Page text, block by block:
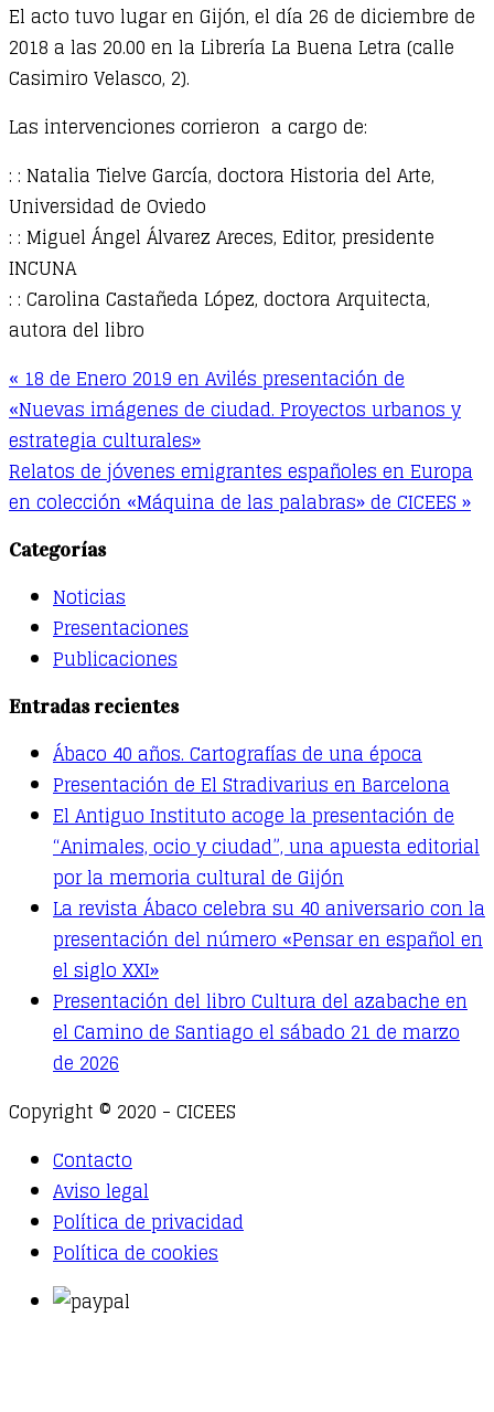
El acto tuvo lugar en Gijón, el día 26 de diciembre de
2018 a las 20.00 en la Librería La Buena Letra (calle
Casimiro Velasco, 2).
Las intervenciones corrieron a cargo de:
: : Natalia Tielve García, doctora Historia del Arte,
Universidad de Oviedo
: : Miguel Ángel Álvarez Areces, Editor, presidente
INCUNA
: : Carolina Castañeda López, doctora Arquitecta,
autora del libro
« 18 de Enero 2019 en Avilés presentación de
«Nuevas imágenes de ciudad. Proyectos urbanos y
estrategia culturales»
Relatos de jóvenes emigrantes españoles en Europa
en colección «Máquina de las palabras» de CICEES »
Categorías
Noticias
Presentaciones
Publicaciones
Entradas recientes
Ábaco 40 años. Cartografías de una época
Presentación de El Stradivarius en Barcelona
El Antiguo Instituto acoge la presentación de
“Animales, ocio y ciudad”, una apuesta editorial
por la memoria cultural de Gijón
La revista Ábaco celebra su 40 aniversario con la
presentación del número «Pensar en español en
el siglo XXI»
Presentación del libro Cultura del azabache en
el Camino de Santiago el sábado 21 de marzo
de 2026
Copyright © 2020 - CICEES
Contacto
Aviso legal
Política de privacidad
Política de cookies